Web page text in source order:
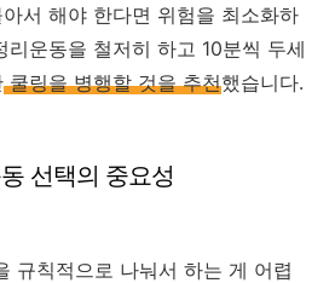
서 해야 한다면 위험을 최소화하
리운동을 철저히 하고 10분씩 두세
쿨링을 병행할 것을 추천했습니다.
선택의 중요성
규칙적으로 나눠서 하는 게 어렵